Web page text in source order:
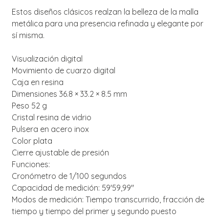
Estos diseños clásicos realzan la belleza de la malla
metálica para una presencia refinada y elegante por
sí misma.
Visualización digital
Movimiento de cuarzo digital
Caja en resina
Dimensiones 36.8 × 33.2 × 8.5 mm
Peso 52 g
Cristal resina de vidrio
Pulsera en acero inox
Color plata
Cierre ajustable de presión
Funciones:
Cronómetro de 1/100 segundos
Capacidad de medición: 59'59,99''
Modos de medición: Tiempo transcurrido, fracción de
tiempo y tiempo del primer y segundo puesto